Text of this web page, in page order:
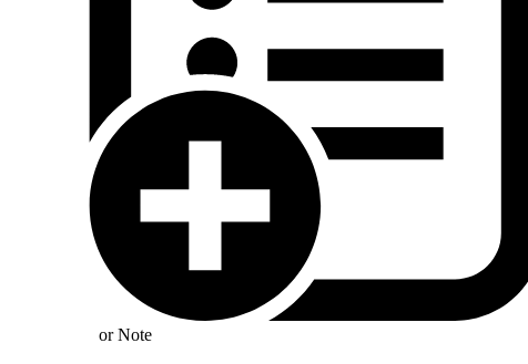
orNote